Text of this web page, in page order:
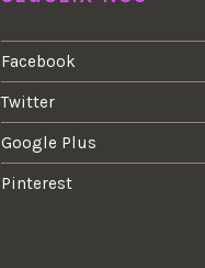
Facebook
Twitter
Google Plus
Pinterest